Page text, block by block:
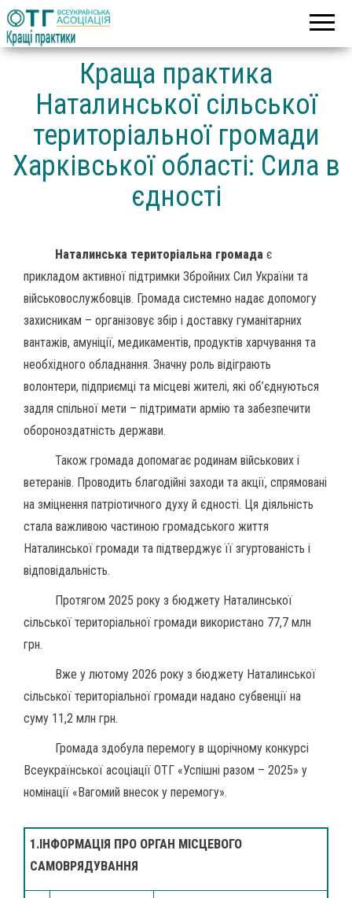
громад
Краща практика
Наталинської сільської
територіальної громади
Харківської області: Сила в
єдності
Наталинська територіальна громада є
прикладом активної підтримки Збройних Сил України та
військовослужбовців. Громада системно надає допомогу
захисникам – організовує збір і доставку гуманітарних
вантажів, амуніції, медикаментів, продуктів харчування та
необхідного обладнання. Значну роль відіграють
волонтери, підприємці та місцеві жителі, які об’єднуються
задля спільної мети – підтримати армію та забезпечити
обороноздатність держави.
Також громада допомагає родинам військових і
ветеранів. Проводить благодійні заходи та акції, спрямовані
на зміцнення патріотичного духу й єдності. Ця діяльність
стала важливою частиною громадського життя
Наталинської громади та підтверджує її згуртованість і
відповідальність.
Протягом 2025 року з бюджету Наталинської
сільської територіальної громади використано 77,7 млн
грн.
Вже у лютому 2026 року з бюджету Наталинської
сільської територіальної громади надано субвенції на
суму 11,2 млн грн.
Громада здобула перемогу в щорічному конкурсі
Всеукраїнської асоціації ОТГ «Успішні разом – 2025» у
номінації «Вагомий внесок у перемогу».
1.ІНФОРМАЦІЯ ПРО ОРГАН МІСЦЕВОГО
САМОВРЯДУВАННЯ